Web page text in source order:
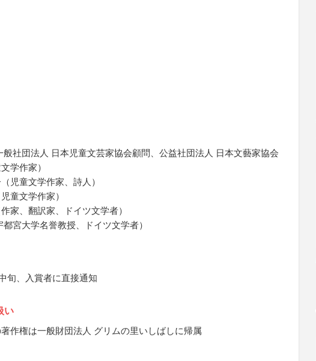
般社団法人 日本児童文芸家協会顧問、公益社団法人 日本文藝家協会
学作家）
児童文学作家、詩人）
童文学作家）
家、翻訳家、ドイツ文学者）
宮大学名誉教授、ドイツ文学者）
旬、入賞者に直接通知
い
作権は一般財団法人 グリムの里いしばしに帰属